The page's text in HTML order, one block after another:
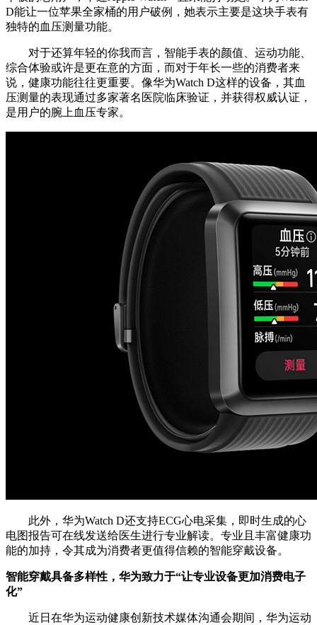
D能让一位苹果全家桶的用户破例，她表示主要是这块手表有
独特的血压测量功能。
对于还算年轻的你我而言，智能手表的颜值、运动功能、
综合体验或许是更在意的方面，而对于年长一些的消费者来
说，健康功能往往更重要。像华为Watch D这样的设备，其血
压测量的表现通过多家著名医院临床验证，并获得权威认证，
是用户的腕上血压专家。
此外，华为Watch D还支持ECG心电采集，即时生成的心
电图报告可在线发送给医生进行专业解读。专业且丰富健康功
能的加持，令其成为消费者更值得信赖的智能穿戴设备。
智能穿戴具备多样性，华为致力于“让专业设备更加消费电子
化”
近日在华为运动健康创新技术媒体沟通会期间，华为运动